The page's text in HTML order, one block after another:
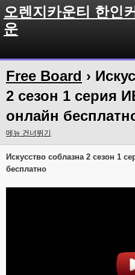
오렌지카운티 한인
운
Free Board ›
2 сезон 1 серия
онлайн
메뉴 건너뛰기
Искусство соблазна 2 сезон 1
бесплатно